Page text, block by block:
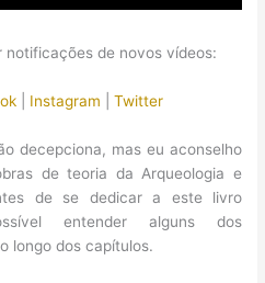
de novos vídeos:
Instagram Twitter
decepciona, mas eu aconselho
de teoria da Arqueologia e
de se dedicar a este livro
entender alguns dos
longo dos capítulos.